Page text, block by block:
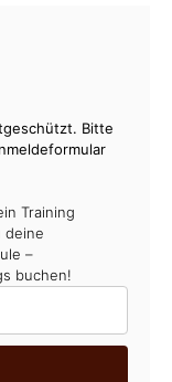
Bitte
Training
deine
–
buchen!